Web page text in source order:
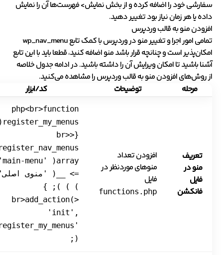
سفارشی خود را اضافه کرده و از بخش نمایش> فهرست‌ها آن را نمایش
داده یا هر زمان نیاز بود تغییر دهید.
افزودن منو به قالب وردپرس
تمامی امور اجرا و تغییر منو در وردپرس با کمک تابع wp_nav_menu
امکان‌پذیر است و چنانچه قرار باشد منو اضافه کنید، قطعا باید با این تابع
آشنا باشید تا امکان ویرایش آن را داشته باشید. در ادامه جدول خلاصه
از روش‌های افزودن منو به قالب وردپرس را مشاهده می‌کنید.
مرحله
توضیحات کد/ابزار
تعریف
منو در
فایل
فانکشن
افزودن تعداد
منوهای موردنظر در
فایل
functions.php
php<br>function
{<br>
menu'
=> __( 'منوی
) ) ); }
<br>add_action(
'init',
);